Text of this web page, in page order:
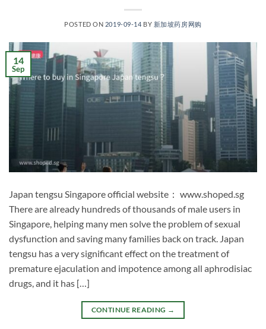
POSTED ON 2019-09-14 BY 新加坡药房网购
14
Sep
Japan tengsu Singapore official website： www.shoped.sg
There are already hundreds of thousands of male users in
Singapore, helping many men solve the problem of sexual
dysfunction and saving many families back on track. Japan
tengsu has a very significant effect on the treatment of
premature ejaculation and impotence among all aphrodisiac
drugs, and it has […]
CONTINUE READING →